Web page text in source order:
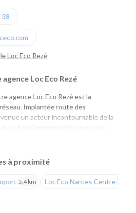
38
Loc Eco Rezé
Loc Eco Rezé
agence Loc Eco Rezé est la
Implantée route des
un acteur incontournable de la
sud de l'agglomération nantaise,
que pour les professionnels.
déplacement professionnel, un
à proximité
5,4 km Loc Eco Nantes Centre 7,7 km